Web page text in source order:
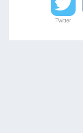
Twitter